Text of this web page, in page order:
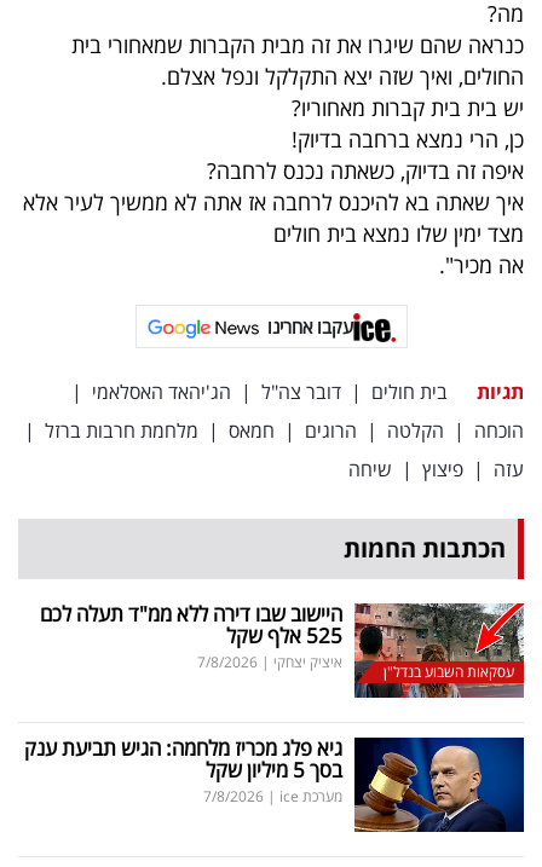
מה?
כנראה שהם שיגרו את זה מבית הקברות שמאחורי בית
החולים, ואיך שזה יצא התקלקל ונפל אצלם.
יש בית בית קברות מאחוריו?
כן, הרי נמצא ברחבה בדיוק!
איפה זה בדיוק, כשאתה נכנס לרחבה?
איך שאתה בא להיכנס לרחבה אז אתה לא ממשיך לעיר אלא
מצד ימין שלו נמצא בית חולים
אה מכיר".
עקבו אחרינו
תגיות בית חולים | דובר צה"ל | הג'יהאד האסלאמי |
הוכחה | הקלטה | הרוגים | חמאס | מלחמת חרבות ברזל |
עזה | פיצוץ | שיחה
הכתבות החמות
עסקאות השבוע בנדל"ן
היישוב שבו דירה ללא ממ"ד תעלה לכם
525 אלף שקל
איציק יצחקי |
7/8/2026
גיא פלג מכריז מלחמה: הגיש תביעת ענק
בסך 5 מיליון שקל
מערכת ice |
7/8/2026